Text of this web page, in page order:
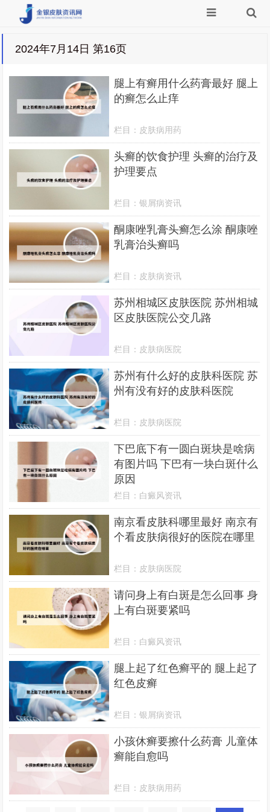
2024年7月14日 第16页
腿上有癣用什么药膏最好 腿上
的癣怎么止痒
栏目： 皮肤病用药
头癣的饮食护理 头癣的治疗及
护理要点
栏目：银屑病资讯
酮康唑乳膏头癣怎么涂 酮康唑
乳膏治头癣吗
栏目： 皮肤病资讯
苏州相城区皮肤医院 苏州相城
区皮肤医院公交几路
栏目： 皮肤病医院
苏州有什么好的皮肤科医院 苏
州有没有好的皮肤科医院
栏目： 皮肤病医院
下巴底下有一圆白斑块是啥病
有图片吗 下巴有一块白斑什么
原因
栏目： 白癜风资讯
南京看皮肤科哪里最好 南京有
个看皮肤病很好的医院在哪里
栏目： 皮肤病医院
请问身上有白斑是怎么回事 身
上有白斑要紧吗
栏目： 白癜风资讯
腿上起了红色癣平的 腿上起了
红色皮癣
栏目：银屑病资讯
小孩休癣要擦什么药膏 儿童体
癣能自愈吗
栏目： 皮肤病用药